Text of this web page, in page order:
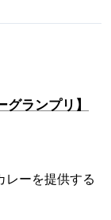
ランプリ】
レーを提供する